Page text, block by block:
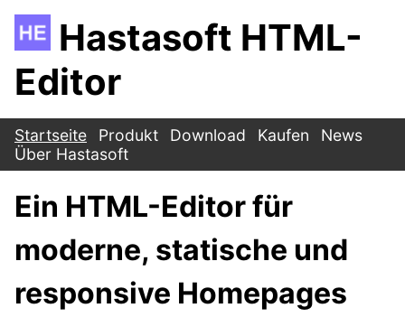
Hastasoft HTML-
Editor
Startseite Produkt Download Kaufen
News
Über Hastasoft
Ein HTML-Editor für
moderne, statische und
responsive Homepages